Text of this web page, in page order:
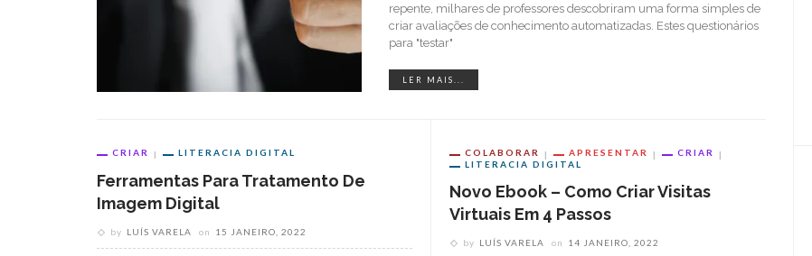
repente, milhares de professores descobriram uma forma simples de
criar avaliações de conhecimento automatizadas. Estes questionários
para "testar"
LER MAIS...
CRIAR LITERACIA DIGITAL
Ferramentas Para Tratamento De
Imagem Digital
by LUÍS VARELA on 15 JANEIRO, 2022
COLABORAR APRESENTAR
CRIAR
LITERACIA DIGITAL
Novo Ebook – Como Criar Visitas
Virtuais Em 4 Passos
by LUÍS VARELA on 14 JANEIRO, 2022